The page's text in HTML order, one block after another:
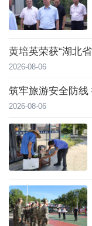
黄培英荣获“湖北
2026-08-06
筑牢旅游安全防线
2026-08-06